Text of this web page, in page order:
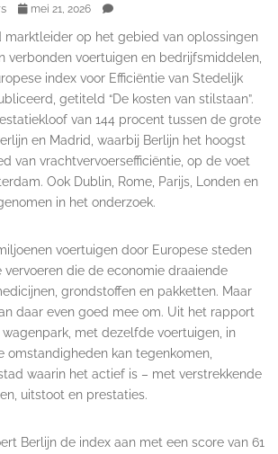
mei 21, 2026
marktleider op het gebied van oplossingen
verbonden voertuigen en bedrijfsmiddelen,
index voor Efficiëntie van Stedelijk
getiteld “De kosten van stilstaan”.
van 144 procent tussen de grote
en Madrid, waarbij Berlijn het hoogst
van vrachtvervoersefficiëntie, op de voet
Ook Dublin, Rome, Parijs, Londen en
in het onderzoek.
voertuigen door Europese steden
die de economie draaiende
grondstoffen en pakketten. Maar
daar even goed mee om. Uit het rapport
met dezelfde voertuigen, in
omstandigheden kan tegenkomen,
waarin het actief is – met verstrekkende
uitstoot en prestaties.
Berlijn de index aan met een score van 61